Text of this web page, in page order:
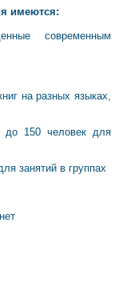
имеются:
современным
на разных языках,
150 человек для
занятий в группах